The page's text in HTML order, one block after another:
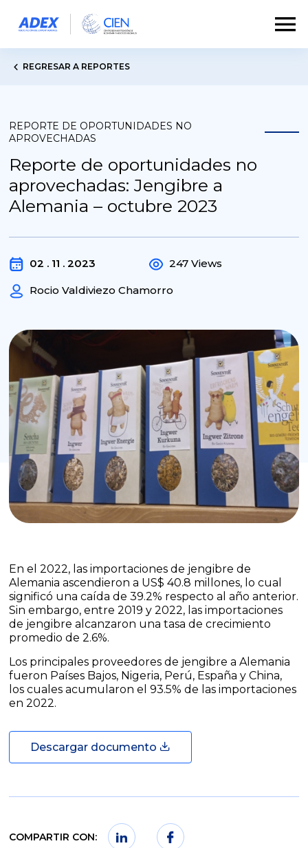
REGRESAR A REPORTES
REPORTE DE OPORTUNIDADES NO
APROVECHADAS
Reporte de oportunidades no
aprovechadas: Jengibre a
Alemania – octubre 2023
02 . 11 . 2023
Rocio Valdiviezo Chamorro
247 Views
En el 2022, las importaciones de jengibre de
Alemania ascendieron a US$ 40.8 millones, lo cual
significó una caída de 39.2% respecto al año anterior.
Sin embargo, entre 2019 y 2022, las importaciones
de jengibre alcanzaron una tasa de crecimiento
promedio de 2.6%.
Los principales proveedores de jengibre a Alemania
fueron Países Bajos, Nigeria, Perú, España y China,
los cuales acumularon el 93.5% de las importaciones
en 2022.
Descargar documento
COMPARTIR CON: